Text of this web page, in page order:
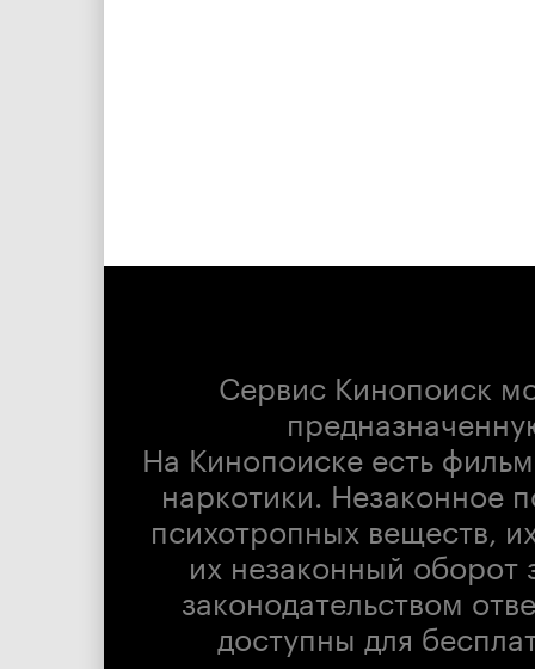
Сервис Кинопоиск
На Кинопоиске есть
наркотики. Незаконное
психотропных веществ,
их незаконный оборот
законодательством
доступны для